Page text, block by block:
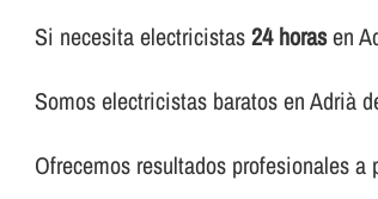
Si necesita electricistas24 horasen
Somos electricistas baratos en Adrià
Ofrecemos resultados profesionales a